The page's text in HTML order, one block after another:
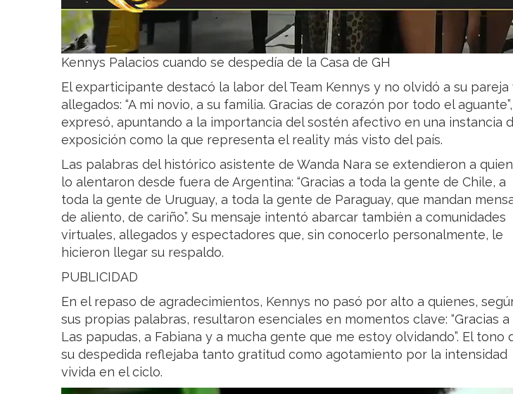
Kennys Palacios cuando se despedía de la Casa de GH
El exparticipante destacó la labor del Team Kennys y no olvidó a su pareja
allegados: “A mi novio, a su familia. Gracias de corazón por todo el aguante”,
expresó, apuntando a la importancia del sostén afectivo en una instancia
exposición como la que representa el reality más visto del país.
Las palabras del histórico asistente de Wanda Nara se extendieron a
lo alentaron desde fuera de Argentina: “Gracias a toda la gente de Chile, a
toda la gente de Uruguay, a toda la gente de Paraguay, que mandan
de aliento, de cariño”. Su mensaje intentó abarcar también a comunidades
virtuales, allegados y espectadores que, sin conocerlo personalmente, le
hicieron llegar su respaldo.
PUBLICIDAD
En el repaso de agradecimientos, Kennys no pasó por alto a quienes,
sus propias palabras, resultaron esenciales en momentos clave: “Gracias a
Las papudas, a Fabiana y a mucha gente que me estoy olvidando”. El tono
su despedida reflejaba tanto gratitud como agotamiento por la intensidad
vivida en el ciclo.